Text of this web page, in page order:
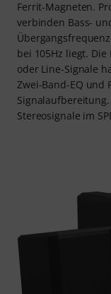
Ferrit-Magneten.
verbinden Bass-
bei 105Hz liegt.
oder Line-Signale
Zwei-Band-EQ und
Stereosignale im